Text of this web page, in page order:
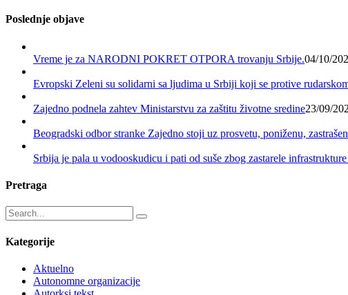
Poslednje objave
Vreme je za NARODNI POKRET OTPORA trovanju Srbije.04/10/
Evropski Zeleni su solidarni sa ljudima u Srbiji koji se protive
Zajedno podnela zahtev Ministarstvu za zaštitu životne sredine23/09/
Beogradski odbor stranke Zajedno stoji uz prosvetu, poniženu,
Srbija je pala u vodooskudicu i pati od suše zbog zastarele
Pretraga
Kategorije
Aktuelno
Autonomne organizacije